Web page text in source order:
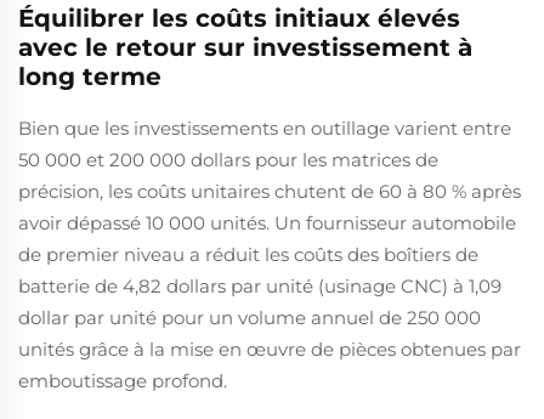
Équilibrer les coûts initiaux élevés
avec le retour sur investissement à
long terme
Bien que les investissements en outillage varient entre
50 000 et 200 000 dollars pour les matrices de
précision, les coûts unitaires chutent de 60 à 80 % après
avoir dépassé 10 000 unités. Un fournisseur automobile
de premier niveau a réduit les coûts des boîtiers de
batterie de 4,82 dollars par unité (usinage CNC) à 1,09
dollar par unité pour un volume annuel de 250 000
unités grâce à la mise en œuvre de pièces obtenues par
emboutissage profond.